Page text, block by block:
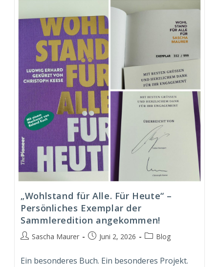
Beim
Springer
Gabler
Verlag
Erschienen!
„Wohlstand für Alle. Für Heute“ –
Persönliches Exemplar der
Sammleredition angekommen!
Beitrags-
Sascha Maurer
BeitragJuni 2, 2026
Beitrags-
Blog
Ein besonderes Buch. Ein besonderes Projekt.